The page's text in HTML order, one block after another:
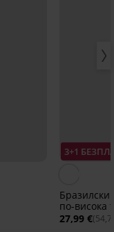
3+1
Бразилски
по-висока
27,99 €